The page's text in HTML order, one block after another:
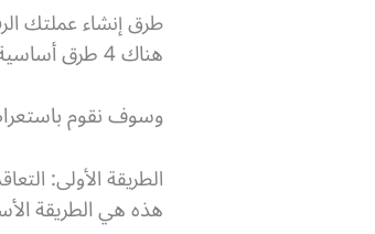
طرق إنشاء عملتك
هناك 4 طرق أساسية ستساعدك على إنشاء عملتك الرقمية، وتختلف هذه الطرق فيما بينها من حيث التكاليف والمميزات والعيوب.
وسوف نقوم
الطريقة الأولى:
هذه هي الطريقة